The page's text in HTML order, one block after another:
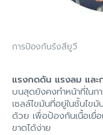
การป้องกันรังสียูวี
แรงกดดัน แรงลม และ
บนสุดยังคงทำหน้าที่ในก
เซลล์ไขมันที่อยู่ในชั้นไข
ด้วย เพื่อป้องกันเนื้อเยื่
ขาดได้ง่าย